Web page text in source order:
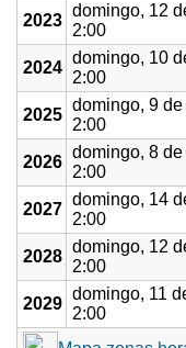
2023
domingo, 12
2:00
2024
domingo, 10
2:00
2025
domingo, 9 de
2:00
2026
domingo, 8 de
2:00
2027
domingo, 14
2:00
2028
domingo, 12
2:00
2029
domingo, 11
2:00